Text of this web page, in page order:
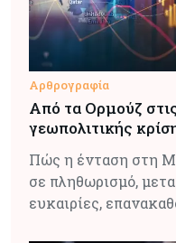
Αρθρογραφία
Από τα Ορμούζ
γεωπολιτικής
Πώς η ένταση στη
σε πληθωρισμό,
ευκαιρίες,